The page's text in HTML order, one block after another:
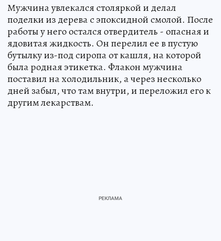
Мужчина увлекался столяркой и делал
поделки из дерева с эпоксидной смолой. После
работы у него остался отвердитель - опасная и
ядовитая жидкость. Он перелил ее в пустую
бутылку из-под сиропа от кашля, на которой
была родная этикетка. Флакон мужчина
поставил на холодильник, а через несколько
дней забыл, что там внутри, и переложил его к
другим лекарствам.